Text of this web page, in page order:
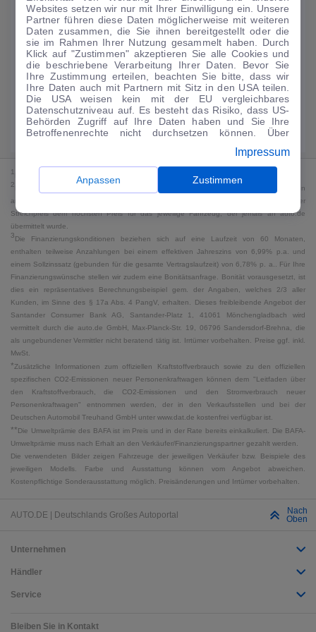
188€/mtl.
Guter Preis4
0 € Anzahlung ·60 Monate ·Finanzierungs-Details
Angebot anfragen Rate anpassen
Kraftstoffverbrauch komb. 18 l/100 km · CO₂-Emissionen komb. 0 g/km ·
CO₂-Klasse G · WLTP*
1
2 Bei dem Streichpreis handelt es sich für Neufahrzeuge und junge Gebrauchte um den
an auto.de übermittelten Listenpreis. Für alle anderen Fahrzeuge entspricht der
Streichpreis dem höchsten Preis für das jeweilige Fahrzeug, der jemals an auto.de
übermittelt wurde.
3Die Finanzierungskonditionen beziehen sich auf eine Laufzeit von 60 Monaten,
enthalten teilweise Anzahlungen bei einem effektiven Jahreszins von 6,99% p.a. und
einem Sollzinssatz (gebunden für die gesamte Vertragslaufzeit) von 6,78% p. a.. Für Ihre
Finanzierungswünsche stellen wir zudem eine Bonitätsanfrage. Bonität vorausgesetzt, ist
dies ein repräsentatives Berechnungsbeispiel gem. der Angaben, welches 2/3 aller
Kunden, im Sinne des § 17a Abs. 4 PangV, erhalten. Dieses freibleibende Angebot der
Santander Consumer Bank AG, Santander-Platz 1, 41061 Mönchengladbach wird
vermittelt durch die auto.de GmbH, Max-Planck-Str. 19, 06796 Sandersdorf-Brehna, die
als ungebundener Vermittler nicht beratend tätig ist. Irrtümer vorbehalten. Preise ggf. inkl.
MwSt.
*Zusätzliche Informationen zum offiziellen Kraftstoffverbrauch sowie zu den offiziellen
spezifischen CO2-Emissionen neuer Personenkraftwagen können dem "Leitfaden über
den Kraftstoffverbrauch, die CO2-Emissionen und den Stromverbrauch neuer
Personenkraftwagen" entnommen werden, der in den Verkaufsstellen und bei der
Deutschen Automobil Treuhand GmbH unter www.dat.de kostenfrei verfügbar ist.
**Die Umweltprämie des BAFA ist im Preis und in der Rate bereits einkalkuliert. Die BAFA-
Umweltprämie muss nach Erhalt an den Verkäufer/Finanzierungspartner gezahlt werden.
Die verwendeten Bilder zeigen Fahrzeuge der jeweiligen Verkäufer bzw. Beispiele des
jeweiligen Modells. Farbe und Ausstattung können vom Angebot abweichen.
Kostenpflichtige Sonderausstattung möglich. Preisänderungen und Irrtümer vorbehalten.
AUTO.DE | Deutschlands Großes Autoportal
Nach
Oben
Unternehmen
Händler
Service
Bleiben Sie in Kontakt
Websites setzen wir nur mit Ihrer Einwilligung ein. Unsere
Partner führen diese Daten möglicherweise mit weiteren
Daten zusammen, die Sie ihnen bereitgestellt oder die
sie im Rahmen Ihrer Nutzung gesammelt haben. Durch
Klick auf "Zustimmen" akzeptieren Sie alle Cookies und
die beschriebene Verarbeitung Ihrer Daten. Bevor Sie
Ihre Zustimmung erteilen, beachten Sie bitte, dass wir
Ihre Daten auch mit Partnern mit Sitz in den USA teilen.
Die USA weisen kein mit der EU vergleichbares
Datenschutzniveau auf. Es besteht das Risiko, dass US-
Behörden Zugriff auf Ihre Daten haben und Sie Ihre
Betroffenenrechte nicht durchsetzen können. Über
anpassen. Dies ist auch später jederzeit im Bereich
Cookie-Richtliniemöglich. Weitere Informationen finden
Sie in unsererDatenschutzerklärung .
Impressum
Anpassen Zustimmen